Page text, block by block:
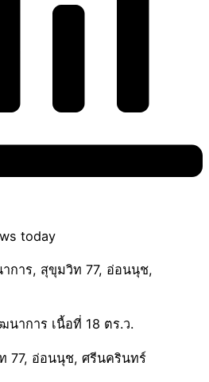
today
าร, สุขุมวิท 77, อ่อนนุช,
าการ เนื้อที่ 18 ตร.ว.
77, อ่อนนุช, ศรีนครินทร์